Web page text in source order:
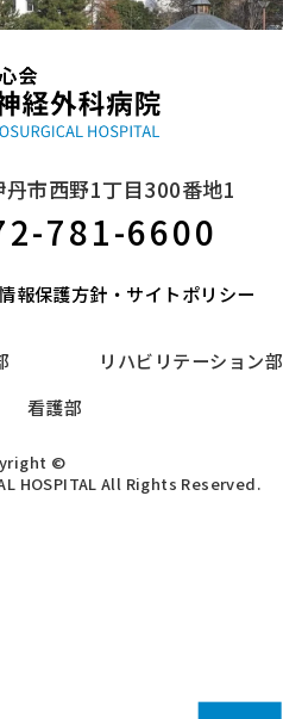
市西野1丁目300番地1
781-6600
報保護方針・サイトポリシー
リハビリテーション部
看護部
©
HOSPITAL All Rights Reserved.